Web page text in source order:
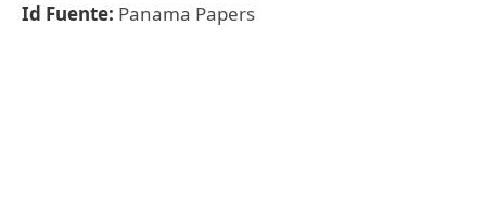
Id Fuente: Panama Papers